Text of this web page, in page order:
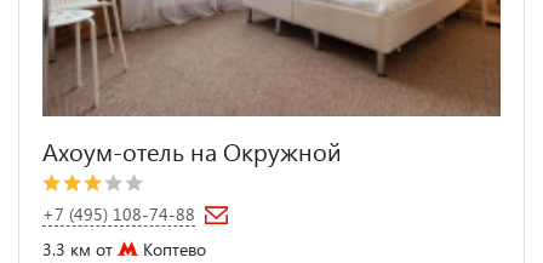
Ахоум-отель на Окружной
+7 (495) 108-74-88
3.3 км от
Коптево